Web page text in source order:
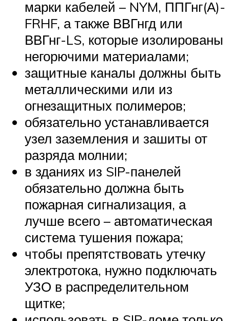
марки кабелей – NYM, ППГнг(А)-
FRHF, а также ВВГнгд или
ВВГнг-LS, которые изолированы
негорючими материалами;
защитные каналы должны быть
металлическими или из
огнезащитных полимеров;
обязательно устанавливается
узел заземления и зашиты от
разряда молнии;
в зданиях из SIP-панелей
обязательно должна быть
пожарная сигнализация, а
лучше всего – автоматическая
система тушения пожара;
чтобы препятствовать утечку
электротока, нужно подключать
УЗО в распределительном
щитке;